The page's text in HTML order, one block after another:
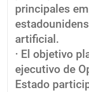
principales
artificial.
· El objetivo
ejecutivo de
Estado